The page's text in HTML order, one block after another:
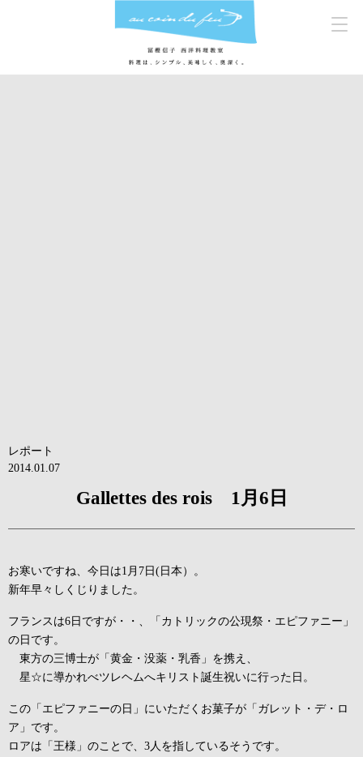
レポート
2014.01.07
Gallettes des rois 1月6日
お寒いですね、今日は1月7日(日本）。
新年早々しくじりました。
フランスは6日ですが・・、「カトリックの公現祭・エピファニー」
の日です。
東方の三博士が「黄金・没薬・乳香」を携え、
星☆に導かれべツレヘムへキリスト誕生祝いに行った日。
この「エピファニーの日」にいただくお菓子が「ガレット・デ・ロ
ア」です。
ロアは「王様」のことで、3人を指しているそうです。